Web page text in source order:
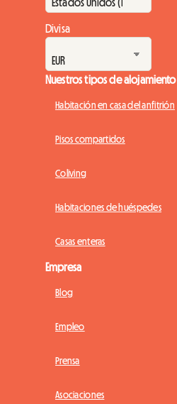
Divisa
Nuestros tipos de alojamiento
Habitación en casa del anfitrión
Pisos compartidos
Coliving
Habitaciones de huéspedes
Casas enteras
Empresa
Blog
Empleo
Prensa
Asociaciones